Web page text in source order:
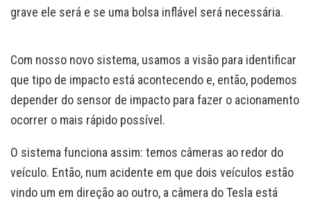
grave ele será e se uma bolsa inflável será necessária.
Com nosso novo sistema, usamos a visão para identificar
que tipo de impacto está acontecendo e, então, podemos
depender do sensor de impacto para fazer o acionamento
ocorrer o mais rápido possível.
O sistema funciona assim: temos câmeras ao redor do
veículo. Então, num acidente em que dois veículos estão
vindo um em direção ao outro, a câmera do Tesla está